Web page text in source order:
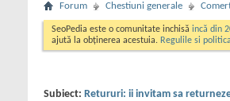
Forum Chestiuni generale
SeoPedia este o comunitate inchisă incă din
ajută la obținerea acestuia. Regulile si
Subiect: Retururi: ii invitam sa